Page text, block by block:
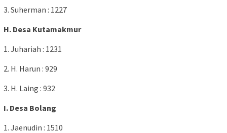
3. Suherman : 1227
H. Desa Kutamakmur
1. Juhariah : 1231
2. H. Harun : 929
3. H. Laing : 932
I. Desa Bolang
1. Jaenudin : 1510